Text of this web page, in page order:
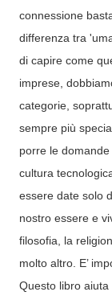
connessione
differenza tra
di capire come
imprese,
categorie,
sempre più
porre le
cultura
essere date solo
nostro essere e
filosofia, la
molto altro. E’
Questo libro